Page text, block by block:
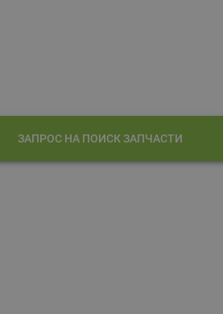
ЗАПРОС НА ПОИСК ЗАПЧАСТИ